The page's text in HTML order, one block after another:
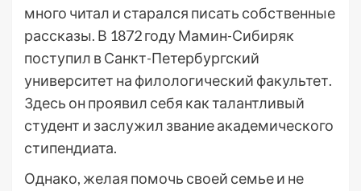
много читал и старался писать собственные
рассказы. В 1872 году Мамин-Сибиряк
поступил в Санкт-Петербургский
университет на филологический факультет.
Здесь он проявил себя как талантливый
студент и заслужил звание академического
стипендиата.
Однако, желая помочь своей семье и не